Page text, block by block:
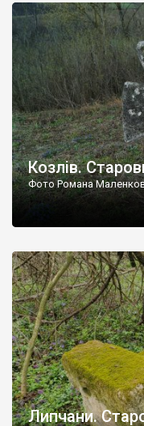
не видно, але видно дві
Козлів.
Фото Романа
Липчани.